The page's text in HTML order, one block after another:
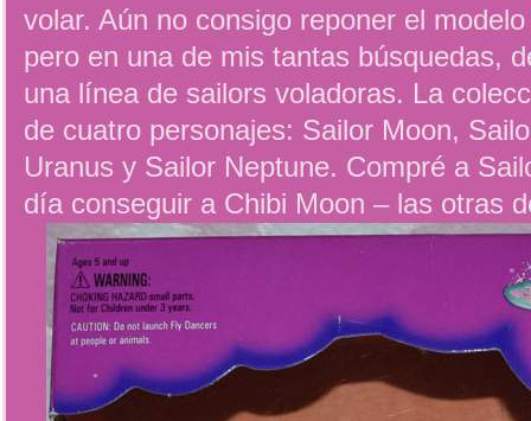
volar. Aún no consigo reponer el
pero en una de mis tantas búsquedas,
una línea de sailors voladoras. La
de cuatro personajes: Sailor Moon,
Uranus y Sailor Neptune. Compré a
día conseguir a Chibi Moon – las otras